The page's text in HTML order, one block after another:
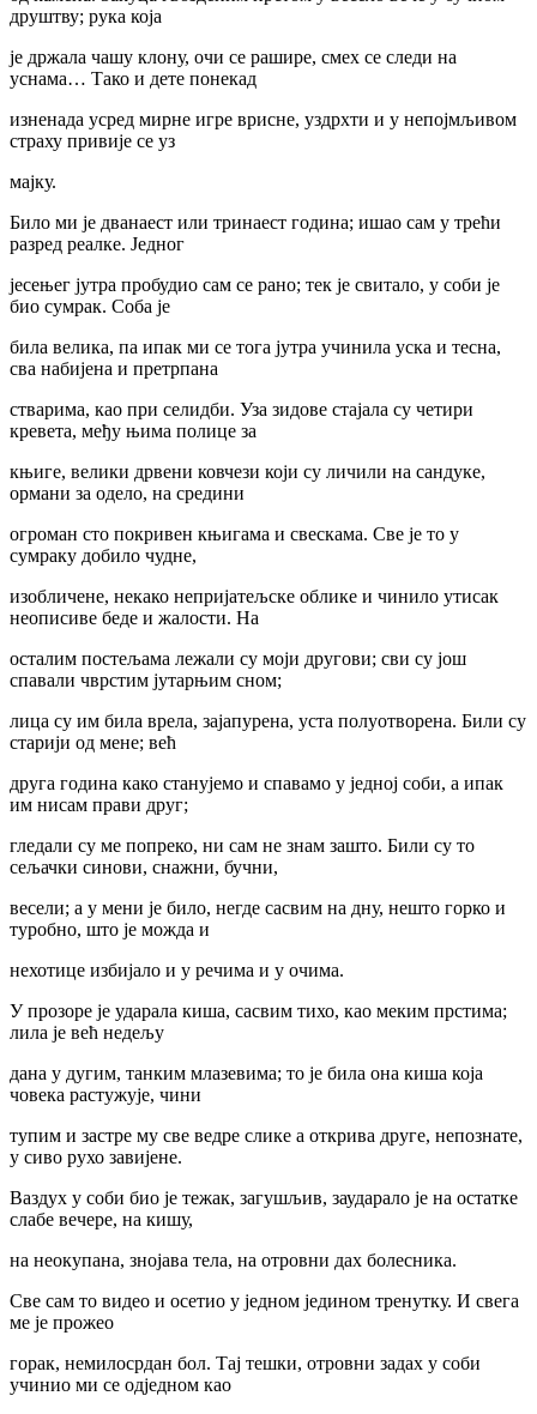
друштву; рука која
је држала чашу клону, очи се рашире, смех се следи на
уснама… Тако и дете понекад
изненада усред мирне игре врисне, уздрхти и у непојмљивом
страху привије се уз
мајку.
Било ми је дванаест или тринаест година; ишао сам у трећи
разред реалке. Једног
јесењег јутра пробудио сам се рано; тек је свитало, у соби је
био сумрак. Соба је
била велика, па ипак ми се тога јутра учинила уска и тесна,
сва набијена и претрпана
стварима, као при селидби. Уза зидове стајала су четири
кревета, међу њима полице за
књиге, велики дрвени ковчези који су личили на сандуке,
ормани за одело, на средини
огроман сто покривен књигама и свескама. Све је то у
сумраку добило чудне,
изобличене, некако непријатељске облике и чинило утисак
неописиве беде и жалости. На
осталим постељама лежали су моји другови; сви су још
спавали чврстим јутарњим сном;
лица су им била врела, зајапурена, уста полуотворена. Били су
старији од мене; већ
друга година како станујемо и спавамо у једној соби, а ипак
им нисам прави друг;
гледали су ме попреко, ни сам не знам зашто. Били су то
сељачки синови, снажни, бучни,
весели; а у мени је било, негде сасвим на дну, нешто горко и
туробно, што је можда и
нехотице избијало и у речима и у очима.
У прозоре је ударала киша, сасвим тихо, као меким прстима;
лила је већ недељу
дана у дугим, танким млазевима; то је била она киша која
човека растужује, чини
тупим и застре му све ведре слике а открива друге, непознате,
у сиво рухо завијене.
Ваздух у соби био је тежак, загушљив, заударало је на остатке
слабе вечере, на кишу,
на неокупана, знојава тела, на отровни дах болесника.
Све сам то видео и осетио у једном једином тренутку. И свега
ме је прожео
горак, немилосрдан бол. Тај тешки, отровни задах у соби
учинио ми се одједном као